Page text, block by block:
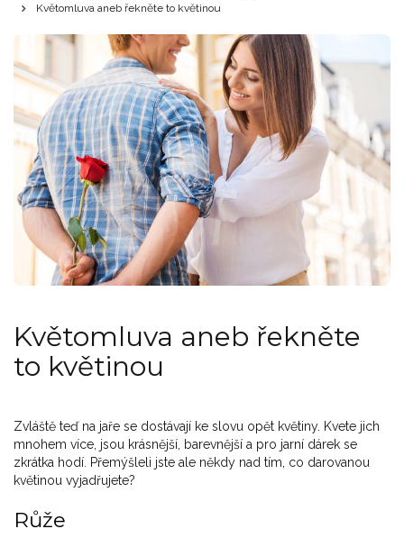
Květomluva aneb řekněte to květinou
Květomluva aneb řekněte
to květinou
Zvláště teď na jaře se dostávají ke slovu opět květiny. Kvete jich
mnohem více, jsou krásnější, barevnější a pro jarní dárek se
zkrátka hodí. Přemýšleli jste ale někdy nad tím, co darovanou
květinou vyjadřujete?
Růže